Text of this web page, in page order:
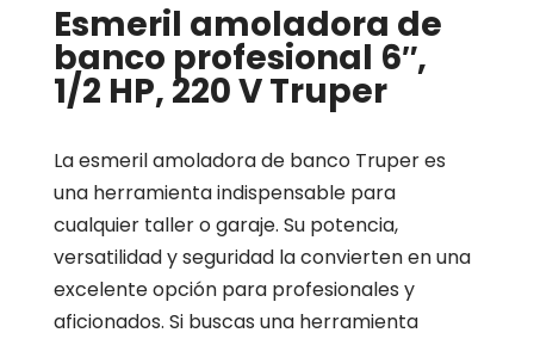
Esmeril amoladora de
banco profesional 6″,
1/2 HP, 220 V Truper
La esmeril amoladora de banco Truper es
una herramienta indispensable para
cualquier taller o garaje. Su potencia,
versatilidad y seguridad la convierten en una
excelente opción para profesionales y
aficionados. Si buscas una herramienta